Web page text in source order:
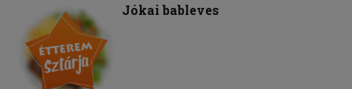
Jókai bableves